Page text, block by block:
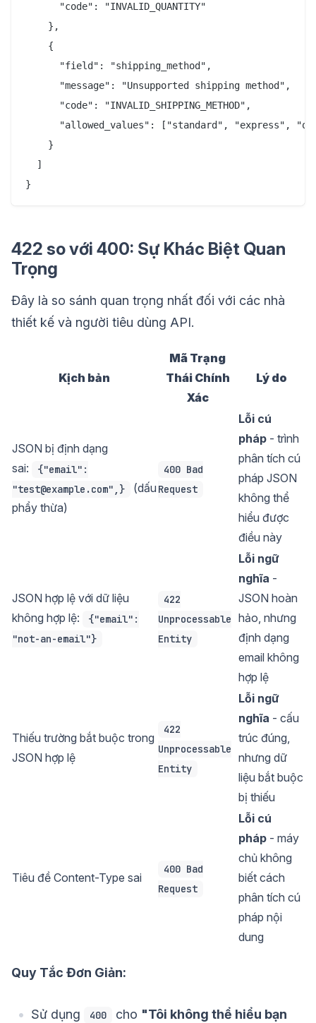
      "code": "INVALID_QUANTITY"
    },
    {
      "field": "shipping_method",
      "message": "Unsupported shipping method",
      "code": "INVALID_SHIPPING_METHOD",
"allowed_values": ["standard", "express",
    }
  ]
422 so với 400: Sự Khác Biệt Quan
Trọng
Đây là so sánh quan trọng nhất đối với các nhà
thiết kế và người tiêu dùng API.
Kịch bản
Mã Trạng
Thái Chính
Xác
Lý do
JSON bị định dạng
sai:
{"email":
"test@example.com",}
(dấu
phẩy thừa)
400 Bad
Request
Lỗi cú
pháp - trình
phân tích cú
pháp JSON
không thể
hiểu được
điều này
JSON hợp lệ với dữ liệu
không hợp lệ:
{"email":
"not-an-email"}
422
Unprocessable
Entity
Lỗi ngữ
nghĩa -
JSON hoàn
hảo, nhưng
định dạng
email không
hợp lệ
Thiếu trường bắt buộc trong
JSON hợp lệ
422
Unprocessable
Entity
Lỗi ngữ
nghĩa - cấu
trúc đúng,
nhưng dữ
liệu bắt buộc
bị thiếu
Tiêu đề Content-Type sai
400 Bad
Request
Lỗi cú
pháp - máy
chủ không
biết cách
phân tích cú
pháp nội
dung
Quy Tắc Đơn Giản:
Sử dụng 400 cho "Tôi không thể hiểu bạn